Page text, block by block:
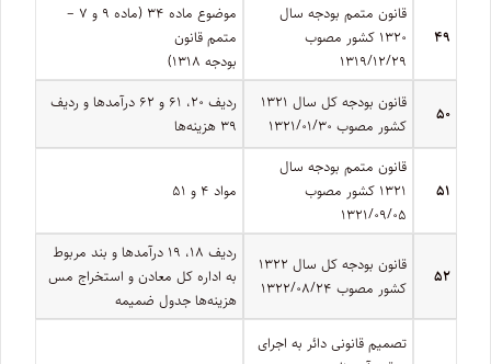
۴۹
قانون متمم بودجه سال
۱۳۲۰ کشور مصوب
۱۳۱۹/۱۲/۲۹
موضوع ماده ۳۴ (ماده ۹ و ۷ –
متمم قانون
بودجه ۱۳۱۸)
۵۰
قانون بودجه کل سال ۱۳۲۱
کشور مصوب ۱۳۲۱/۰۱/۳۰
ردیف ۲۰، ۶۱ و ۶۲ درآمدها و ردیف
۳۹ هزینه‌ها
۵۱
قانون متمم بودجه سال
۱۳۲۱ کشور مصوب
۱۳۲۱/۰۹/۰۵
مواد ۴ و ۵۱
۵۲
قانون بودجه کل سال ۱۳۲۲
کشور مصوب ۱۳۲۲/۰۸/۲۴
ردیف ۱۸، ۱۹ درآمدها و بند مربوط
به اداره کل معادن و استخراج مس
هزینه‌ها جدول ضمیمه
تصمیم قانونی دائر به اجرای